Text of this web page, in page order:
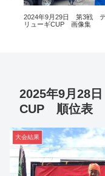
2024年9月29日 第3戦 デ
リューギCUP 画像集
2025年9月28
CUP 順位表
大会結果